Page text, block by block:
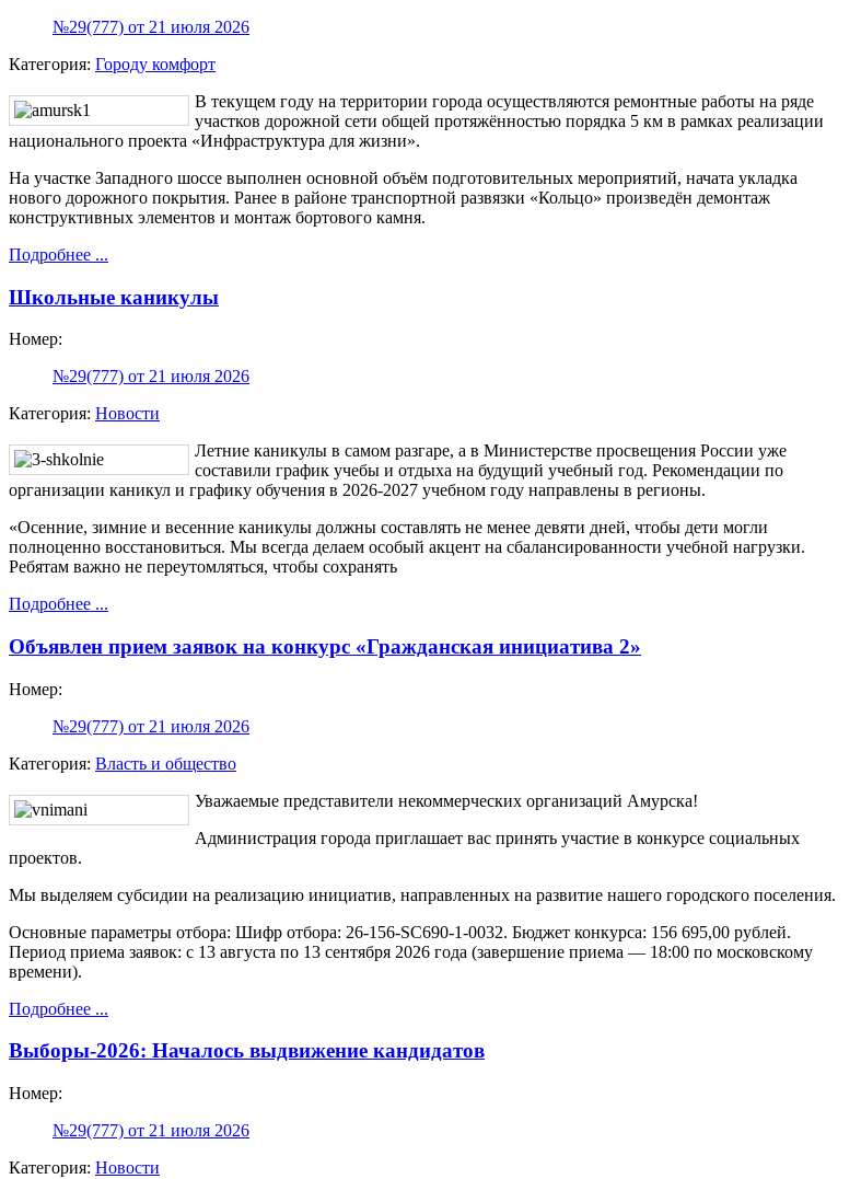
№29(777) от 21 июля 2026
Категория: Городу комфорт
В текущем году на территории города осуществляются ремонтные работы на ряде
участков дорожной сети общей протяжённостью порядка 5 км в рамках реализации
национального проекта «Инфраструктура для жизни».
На участке Западного шоссе выполнен основной объём подготовительных мероприятий, начата укладка
нового дорожного покрытия. Ранее в районе транспортной развязки «Кольцо» произведён демонтаж
конструктивных элементов и монтаж бортового камня.
Подробнее ...
Школьные каникулы
Номер:
№29(777) от 21 июля 2026
Категория: Новости
Летние каникулы в самом разгаре, а в Министерстве просвещения России уже
составили график учебы и отдыха на будущий учебный год. Рекомендации по
организации каникул и графику обучения в 2026-2027 учебном году направлены в регионы.
«Осенние, зимние и весенние каникулы должны составлять не менее девяти дней, чтобы дети могли
полноценно восстановиться. Мы всегда делаем особый акцент на сбалансированности учебной нагрузки.
Ребятам важно не переутомляться, чтобы сохранять
Подробнее ...
Объявлен прием заявок на конкурс «Гражданская инициатива 2»
Номер:
№29(777) от 21 июля 2026
Категория: Власть и общество
Уважаемые представители некоммерческих организаций Амурска!
Администрация города приглашает вас принять участие в конкурсе социальных
проектов.
Мы выделяем субсидии на реализацию инициатив, направленных на развитие нашего городского поселения.
Основные параметры отбора: Шифр отбора: 26-156-SС690-1-0032. Бюджет конкурса: 156 695,00 рублей.
Период приема заявок: с 13 августа по 13 сентября 2026 года (завершение приема — 18:00 по московскому
времени).
Подробнее ...
Выборы-2026: Началось выдвижение кандидатов
Номер:
№29(777) от 21 июля 2026
Категория: Новости